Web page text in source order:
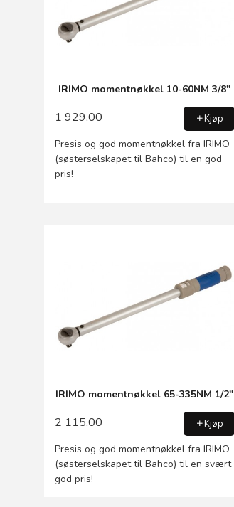
IRIMO momentnøkkel 10-60NM 3/8"
1 929,00 Kjøp
Presis og god momentnøkkel fra IRIMO
(søsterselskapet til Bahco) til en god
pris!
IRIMO momentnøkkel 65-335NM 1/2"
2 115,00 Kjøp
Presis og god momentnøkkel fra IRIMO
(søsterselskapet til Bahco) til en svært
god pris!